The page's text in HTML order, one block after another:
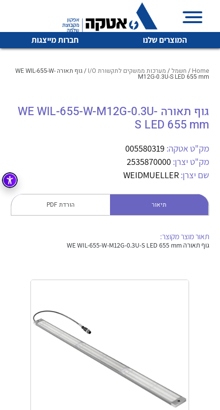
המוצרים שלנו חברות מייצגות
איכות | שרות | זמינות
אטקה בע”מ היא החברה הגדולה והמובילה בישראל בשיווק
מיתוג, בקרה , ואינסטלציה חשמלית ופעילה ב7 תחומים:
חשמל מיתוג ואינסטלציה חשמלית
קופסאות וארונות לחשמל, בקרה ואלקטרוניקה
פתרונות וציוד לסביבה נפיצה EX
לכל מוצרי היצרן לכל מוצרי היצרן
לכל מוצרי היצרן לכל מוצרי היצרן
לכל מוצרי היצרן
Home
/ חשמל / מערכות ממשקים לתקשורת I/O / גוף תאורה WE WIL-655-W-
M12G-0.3U-S LED 655 mm
גוף תאורה WE WIL-655-W-M12G-0.3U-
S LED 655 mm
מק"ט אטקה: 005580319
מק"ט יצרן: 2535870000
שם יצרן: WEIDMUELLER
תיאור הורדת PDF
תאור מוצר מקוצר:
גוף תאורה WE WIL-655-W-M12G-0.3U-S LED 655 mm